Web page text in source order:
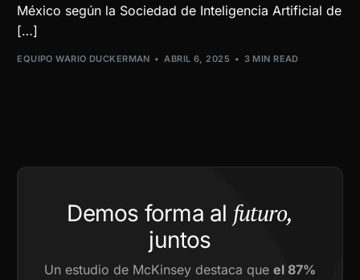
México según la Sociedad de Inteligencia Artificial de
[…]
EQUIPO WARIO DUCKERMAN ABRIL 6, 2025 3 MIN READ
Demos forma al futuro,
juntos
Un estudio de McKinsey destaca que el 87%